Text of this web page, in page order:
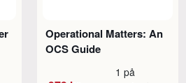
Operational Matters: An
OCS Guide
1 på